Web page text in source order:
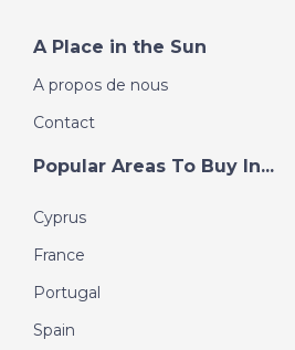
A Place in the Sun
A propos de nous
Contact
Popular Areas To Buy In...
Cyprus
France
Portugal
Spain